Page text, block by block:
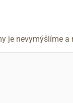
je nevymýšlíme